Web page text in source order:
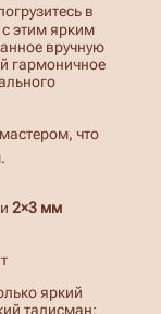
0
0
,
0
₽
в
этим ярким
вручную
гармоничное
что
2×3 мм
яркий
талисман: